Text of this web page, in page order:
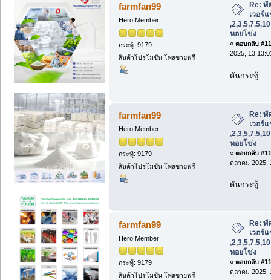
farmfan99
Hero Member
กระทู้: 9179
สินค้าโปรโมชั่น โพสขายฟรี
Re: พั
เวอร์
หอยโข่ง
« ตอบกลับ
2025,
ดันกระทู้
farmfan99
Hero Member
กระทู้: 9179
สินค้าโปรโมชั่น โพสขายฟรี
Re: พั
เวอร์
หอยโข่ง
« ตอบกลับ
ตุลาคม 2025,
ดันกระทู้
farmfan99
Hero Member
กระทู้: 9179
สินค้าโปรโมชั่น โพสขายฟรี
Re: พั
เวอร์
หอยโข่ง
« ตอบกลับ
ตุลาคม 2025,